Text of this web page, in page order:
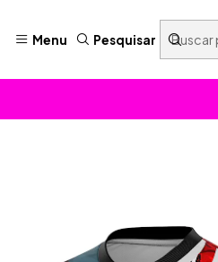
Menu Pesquisar